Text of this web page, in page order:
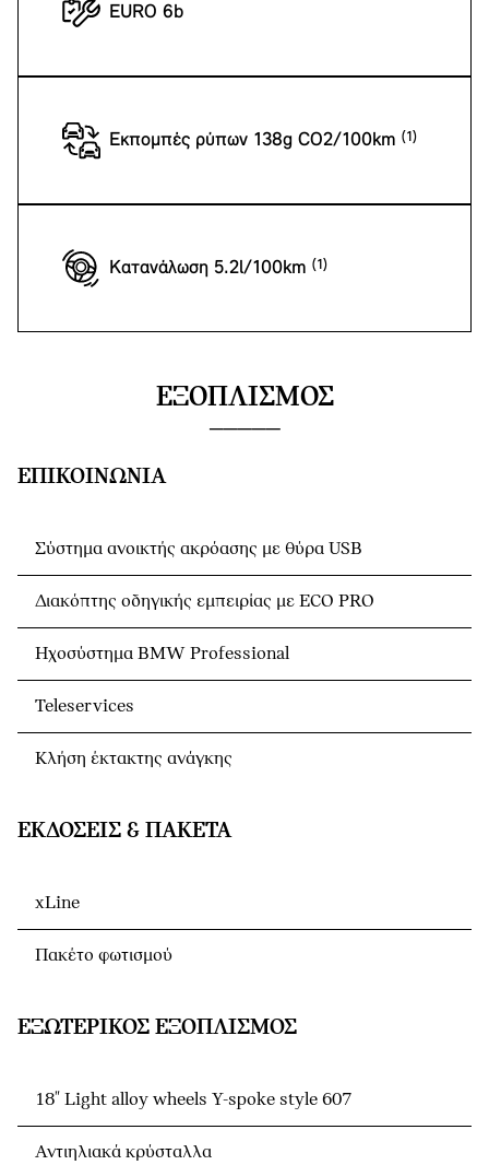
EURO 6b
Εκπομπές ρύπων 138g CO2/100km
Κατανάλωση 5.2l/100km
ΕΞΟΠΛΙΣΜΌΣ
ΕΠΙΚΟΙΝΩΝΊΑ
Σύστημα ανοικτής ακρόασης με θύρα USB
Διακόπτης οδηγικής εμπειρίας με ECO PRO
Ηχοσύστημα BMW Professional
Teleservices
Κλήση έκτακτης ανάγκης
ΕΚΔΌΣΕΙΣ & ΠΑΚΈΤΑ
xLine
Πακέτο φωτισμού
ΕΞΩΤΕΡΙΚΌΣ ΕΞΟΠΛΙΣΜΌΣ
18" Light alloy wheels Y-spoke style 607
Αντιηλιακά κρύσταλλα